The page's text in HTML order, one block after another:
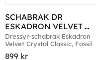
SCHABRAK DR
ESKADRON VELVET
CRYSTAL CLASSIC
FOSSIL
Dressyr-schabrak Eskadron
Velvet Crystal Classic, Fossil
899 kr